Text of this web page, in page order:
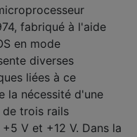
fabriqué à l'aide
en mode
diverses
liées à ce
la nécessité d'une
trois rails
V et +12 V. Dans la